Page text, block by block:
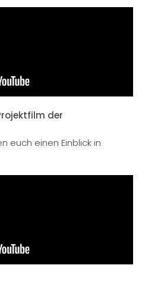
der
euch einen Einblick in